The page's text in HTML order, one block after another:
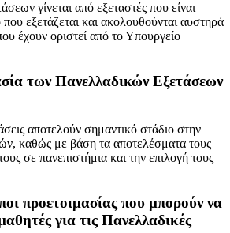
γίνεται από εξεταστές που είναι
που εξετάζεται και ακολουθούνται αυστηρά
έχουν οριστεί από το Υπουργείο
των Πανελλαδικών Εξετάσεων
αποτελούν σημαντικό στάδιο στην
καθώς με βάση τα αποτελέσματα τους
σε πανεπιστήμια και την επιλογή τους
προετοιμασίας που μπορούν να
για τις Πανελλαδικές